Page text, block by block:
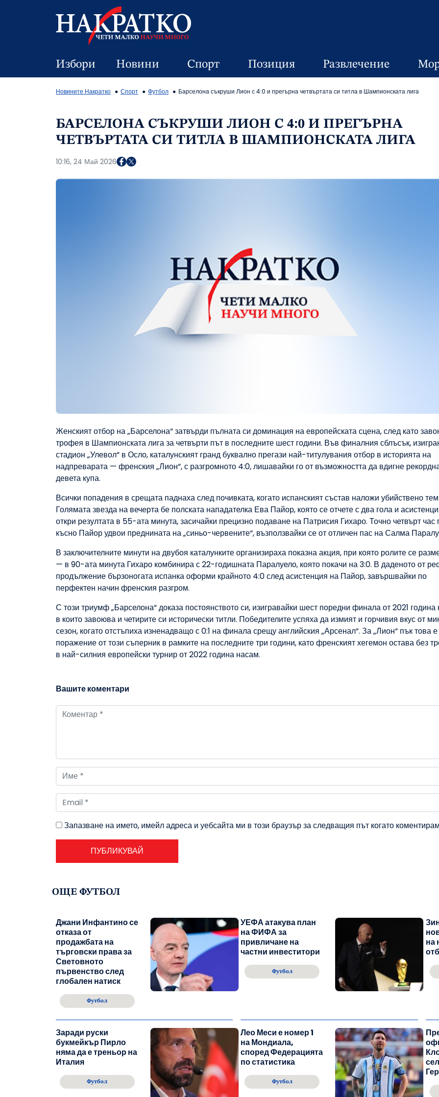
Избори Новини Спорт Позиция Развлечение
Новините Накратко Спорт Футбол Барселона съкруши Лион с 4:0 и прегърна четвъртата си титла в Шампионската лига
БАРСЕЛОНА СЪКРУШИ ЛИОН С 4:0 И ПРЕГЪРНА
ЧЕТВЪРТАТА СИ ТИТЛА В ШАМПИОНСКАТА ЛИГА
10:16, 24 Май 2026
Женският отбор на „Барселона“ затвърди пълната си доминация на европейската сцена, след като
трофея в Шампионската лига за четвърти път в последните шест години. Във финалния сблъсък,
стадион „Улевол“ в Осло, каталунският гранд буквално прегази най-титулувания отбор в историята на
надпреварата — френския „Лион“, с разгромното 4:0, лишавайки го от възможността да вдигне
девета купа.
Всички попадения в срещата паднаха след почивката, когато испанският състав наложи убийствено
Голямата звезда на вечерта бе полската нападателка Ева Пайор, която се отчете с два гола и
откри резултата в 55-ата минута, засичайки прецизно подаване на Патрисия Гихаро. Точно четвърт
късно Пайор удвои преднината на „синьо-червените“, възползвайки се от отличен пас на Салма
В заключителните минути на двубоя каталунките организираха показна акция, при която ролите се
— в 90-ата минута Гихаро комбинира с 22-годишната Паралуело, която покачи на 3:0. В даденото от
продължение бързоногата испанка оформи крайното 4:0 след асистенция на Пайор, завършвайки по
перфектен начин френския разгром.
С този триумф „Барселона“ доказа постоянството си, изигравайки шест поредни финала от 2021 година
в които завоюва и четирите си исторически титли. Победителите успяха да измият и горчивия вкус от
сезон, когато отстъпиха изненадващо с 0:1 на финала срещу английския „Арсенал“. За „Лион“ пък това
поражение от този съперник в рамките на последните три години, като френският хегемон остава без
в най-силния европейски турнир от 2022 година насам.
Вашите коментари
Запазване на името, имейл адреса и уебсайта ми в този браузър за следващия път когато
ОЩЕ ФУТБОЛ
Джани Инфантино се
отказа от
продажбата на
търговски права за
Световното
първенство след
глобален натиск
Футбол
УЕФА атакува план
на ФИФА за
привличане на
частни инвеститори
Футбол
на
Заради руски
букмейкър Пирло
няма да е треньор на
Италия
Футбол
Лео Меси е номер 1
на Мондиала,
според Федерацията
по статистика
Футбол